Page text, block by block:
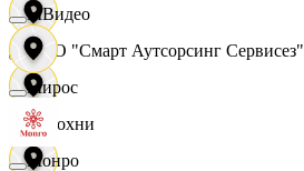
ООО "Смарт Аутсорсинг Сервисез"
Отдохни
МВидео
Мирос
Монро